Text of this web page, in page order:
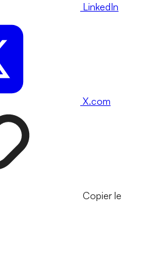
LinkedIn
X.com
Copier le